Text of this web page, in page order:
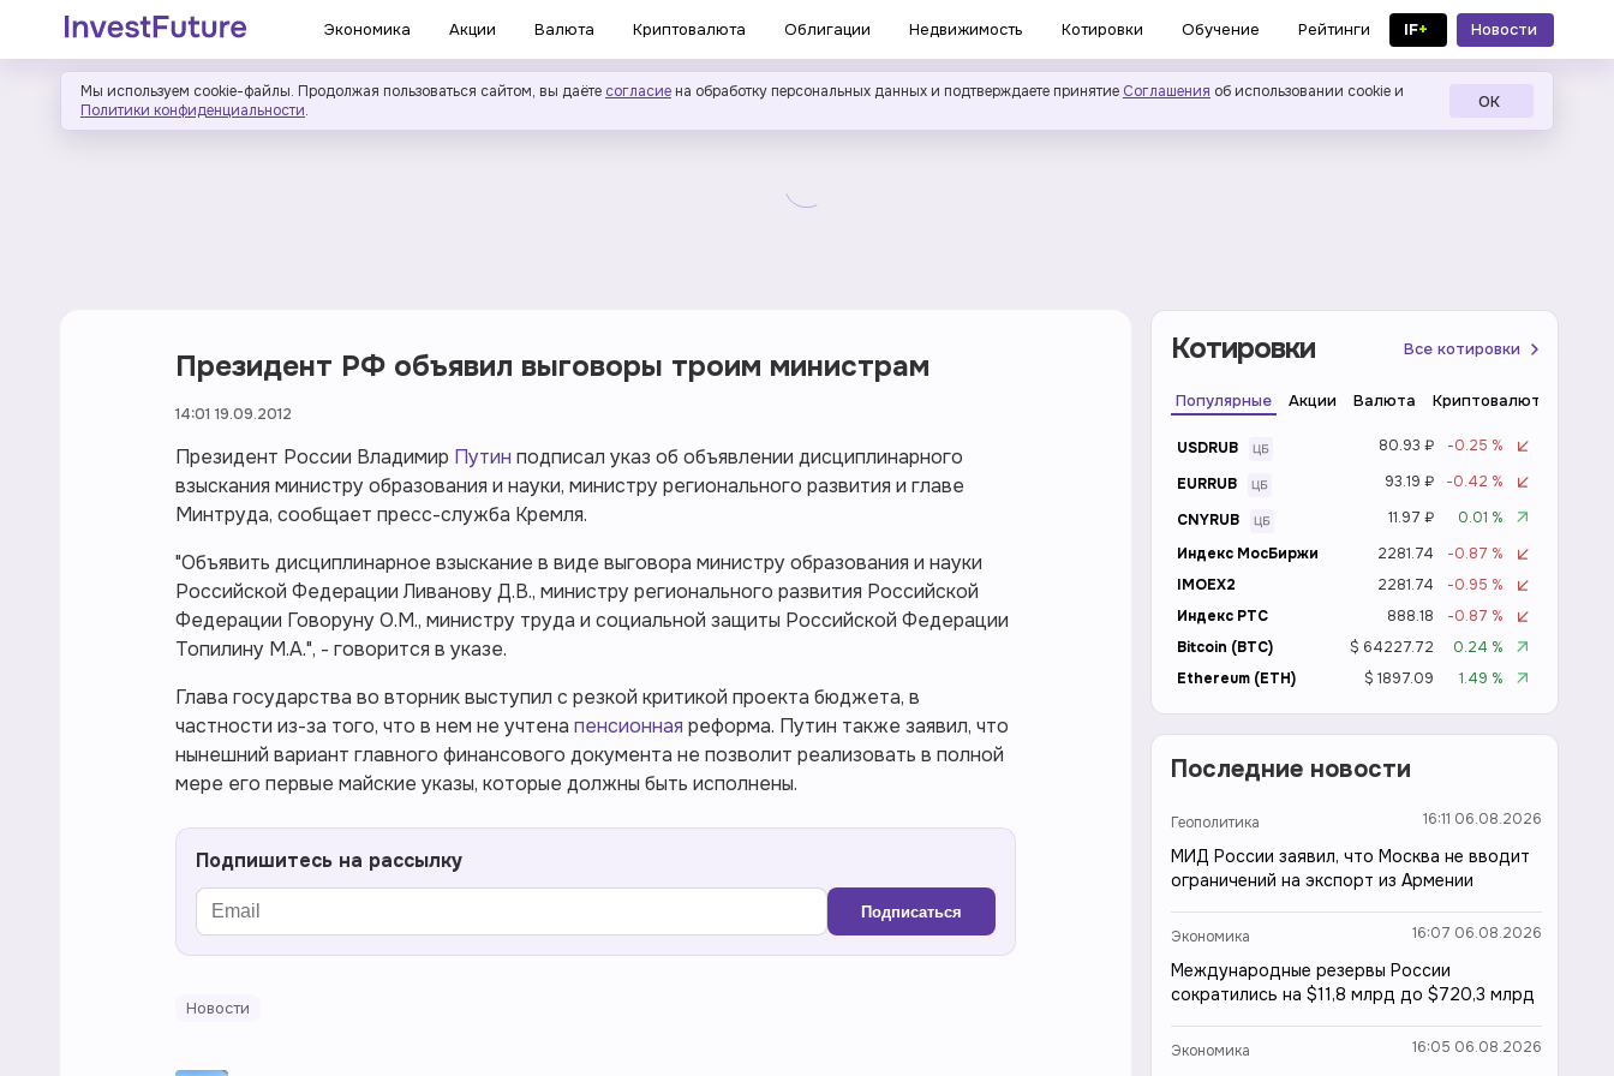
Экономика Акции Валюта Криптовалюта Облигации Недвижимость Котировки Обучение Рейтинги IF+
Новости
в MAX
Мы используем cookie-файлы. Продолжая пользоваться сайтом, вы даёте согласие на обработку персональных данных и подтверждаете принятие Соглашения об использовании cookie и
Политики конфиденциальности. ОК
Президент РФ объявил выговоры троим министрам
14:01 19.09.2012
Президент России Владимир Путин подписал указ об объявлении дисциплинарного
взыскания министру образования и науки, министру регионального развития и главе
Минтруда, сообщает пресс-служба Кремля.
"Объявить дисциплинарное взыскание в виде выговора министру образования и науки
Российской Федерации Ливанову Д.В., министру регионального развития Российской
Федерации Говоруну О.М., министру труда и социальной защиты Российской Федерации
Топилину М.А.", - говорится в указе.
Глава государства во вторник выступил с резкой критикой проекта бюджета, в
частности из-за того, что в нем не учтена пенсионная реформа. Путин также заявил, что
нынешний вариант главного финансового документа не позволит реализовать в полной
мере его первые майские указы, которые должны быть исполнены.
Подпишитесь на рассылку
Подписаться
Новости
Котировки Все котировки
Популярные Акции Валюта Криптовалюта
USDRUB 80.93 ₽
-0.25 %
EURRUB
93.19 ₽
-0.42 %
CNYRUB
11.97 ₽
0.01 %
Индекс МосБиржи
2281.74
-0.87 %
IMOEX2
2281.74
-0.95 %
Индекс РТС
888.18
-0.87 %
Bitcoin (BTC)
$ 64227.72
0.24 %
Ethereum (ETH)
$ 1897.09 1.49 %
Последние новости
Геополитика 16:11 06.08.2026
МИД России заявил, что Москва не вводит
ограничений на экспорт из Армении
Экономика 16:07 06.08.2026
Международные резервы России
сократились на $11,8 млрд до $720,3 млрд
Экономика 16:05 06.08.2026